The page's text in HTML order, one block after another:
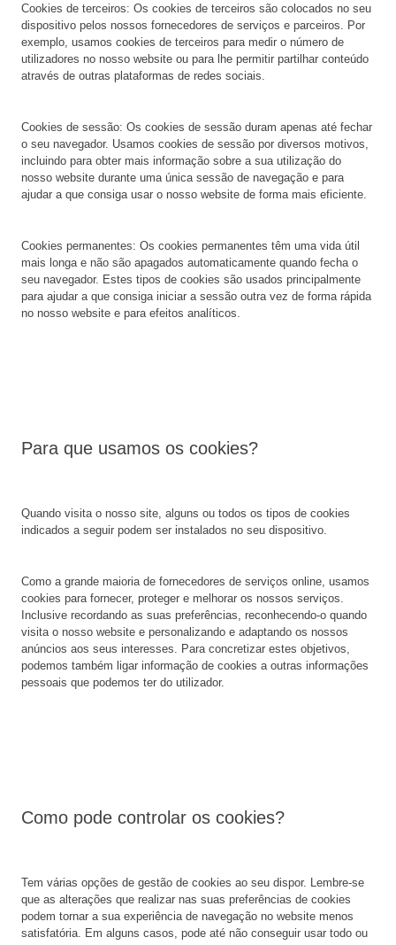
Cookies de terceiros: Os cookies de terceiros são colocados no seu
dispositivo pelos nossos fornecedores de serviços e parceiros. Por
exemplo, usamos cookies de terceiros para medir o número de
utilizadores no nosso website ou para lhe permitir partilhar conteúdo
através de outras plataformas de redes sociais.
Cookies de sessão: Os cookies de sessão duram apenas até fechar
o seu navegador. Usamos cookies de sessão por diversos motivos,
incluindo para obter mais informação sobre a sua utilização do
nosso website durante uma única sessão de navegação e para
ajudar a que consiga usar o nosso website de forma mais eficiente.
Cookies permanentes: Os cookies permanentes têm uma vida útil
mais longa e não são apagados automaticamente quando fecha o
seu navegador. Estes tipos de cookies são usados principalmente
para ajudar a que consiga iniciar a sessão outra vez de forma rápida
no nosso website e para efeitos analíticos.
Para que usamos os cookies?
Quando visita o nosso site, alguns ou todos os tipos de cookies
indicados a seguir podem ser instalados no seu dispositivo.
Como a grande maioria de fornecedores de serviços online, usamos
cookies para fornecer, proteger e melhorar os nossos serviços.
Inclusive recordando as suas preferências, reconhecendo-o quando
visita o nosso website e personalizando e adaptando os nossos
anúncios aos seus interesses. Para concretizar estes objetivos,
podemos também ligar informação de cookies a outras informações
pessoais que podemos ter do utilizador.
Como pode controlar os cookies?
Tem várias opções de gestão de cookies ao seu dispor. Lembre-se
que as alterações que realizar nas suas preferências de cookies
podem tornar a sua experiência de navegação no website menos
satisfatória. Em alguns casos, pode até não conseguir usar todo ou